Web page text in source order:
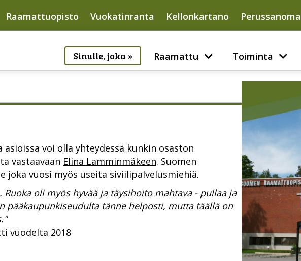
Raamattuopisto Vuokatinranta Kellonkartano Perussanoma
Sinulle, joka » Raamattu Toiminta
voi olla yhteydessä kunkin osaston
vastaavaan Elina Lamminmäkeen. Suomen
joka vuosi myös useita siviilipalvelusmiehiä.
Ruoka oli myös hyvää ja täysihoito mahtava - pullaa ja
pääkaupunkiseudulta tänne helposti, mutta täällä on
vuodelta 2018